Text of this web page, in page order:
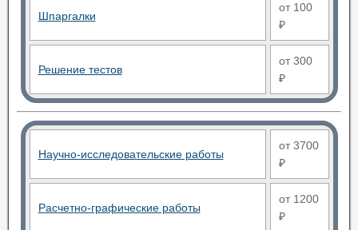
Шпаргалки
от 100
₽
Решение тестов
от 300
₽
Научно-исследовательские работы
от 3700
₽
Расчетно-графические работы
от 1200
₽